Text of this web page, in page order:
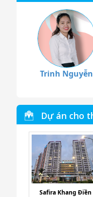
Trinh Nguyễn
Dự án cho
Safira Khang Điền